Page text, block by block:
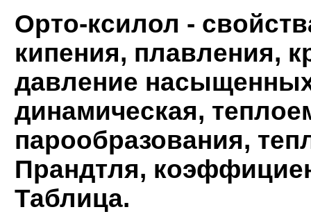
Орто-ксилол -
кипения, плавления,
давление
динамическая,
парообразования,
Прандтля,
Таблица.